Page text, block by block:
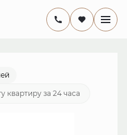
7 499 610 руб.
квартиру за 24 часа